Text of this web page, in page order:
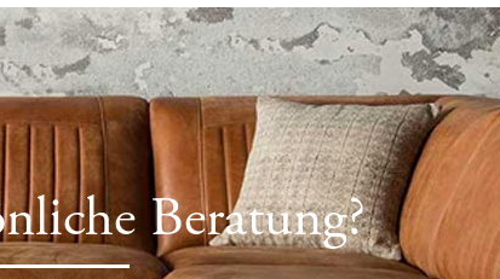
Beratung?